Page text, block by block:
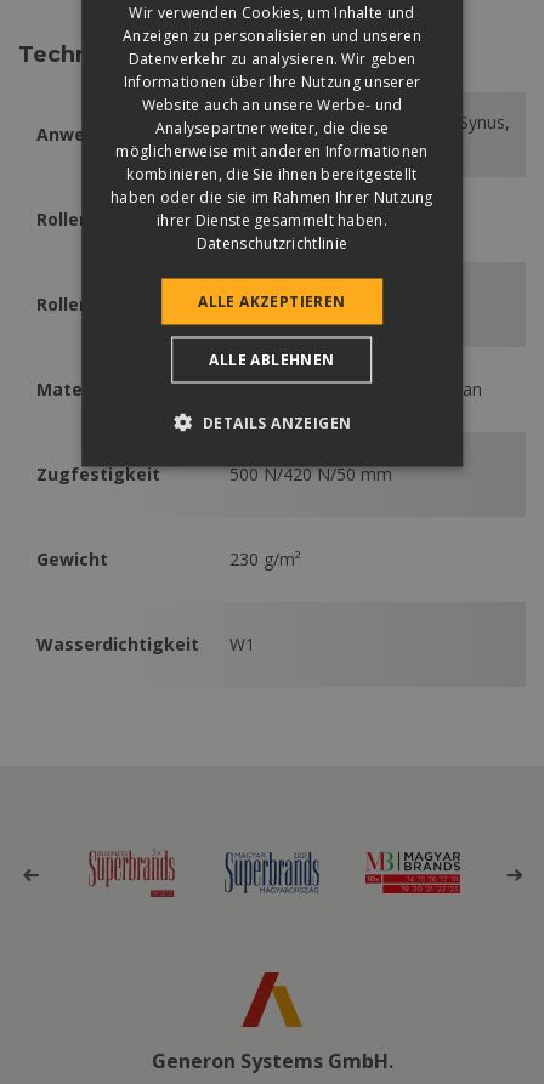
Technische Daten
Anwendbar
Coppo, Renova Plus, Rundo, Synus,
Zenit
Rollenfläche 37,5 m²
Rollenlänge 25 m
Material Monolyth-Polyurethanmembran
Zugfestigkeit 500 N/420 N/50 mm
Gewicht 230 g/m²
Wasserdichtigkeit W1
Generon Systems GmbH.
Wir verwenden Cookies, um Inhalte und
Anzeigen zu personalisieren und unseren
Datenverkehr zu analysieren. Wir geben
Informationen über Ihre Nutzung unserer
Website auch an unsere Werbe- und
Analysepartner weiter, die diese
möglicherweise mit anderen Informationen
kombinieren, die Sie ihnen bereitgestellt
haben oder die sie im Rahmen Ihrer Nutzung
ihrer Dienste gesammelt haben.
Datenschutzrichtlinie
ALLE AKZEPTIEREN
ALLE ABLEHNEN
DETAILS ANZEIGEN